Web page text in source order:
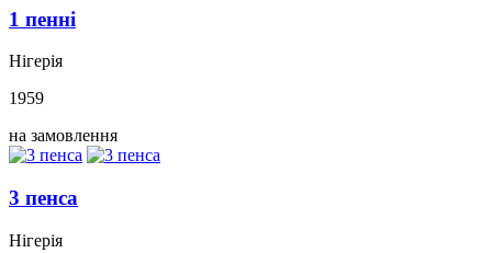
1 пенні
Нігерія
1959
на замовлення
3 пенса
Нігерія